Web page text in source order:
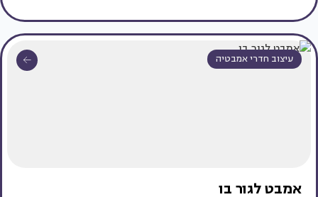
עיצוב חדרי אמבטיה
אמבט לגור בו